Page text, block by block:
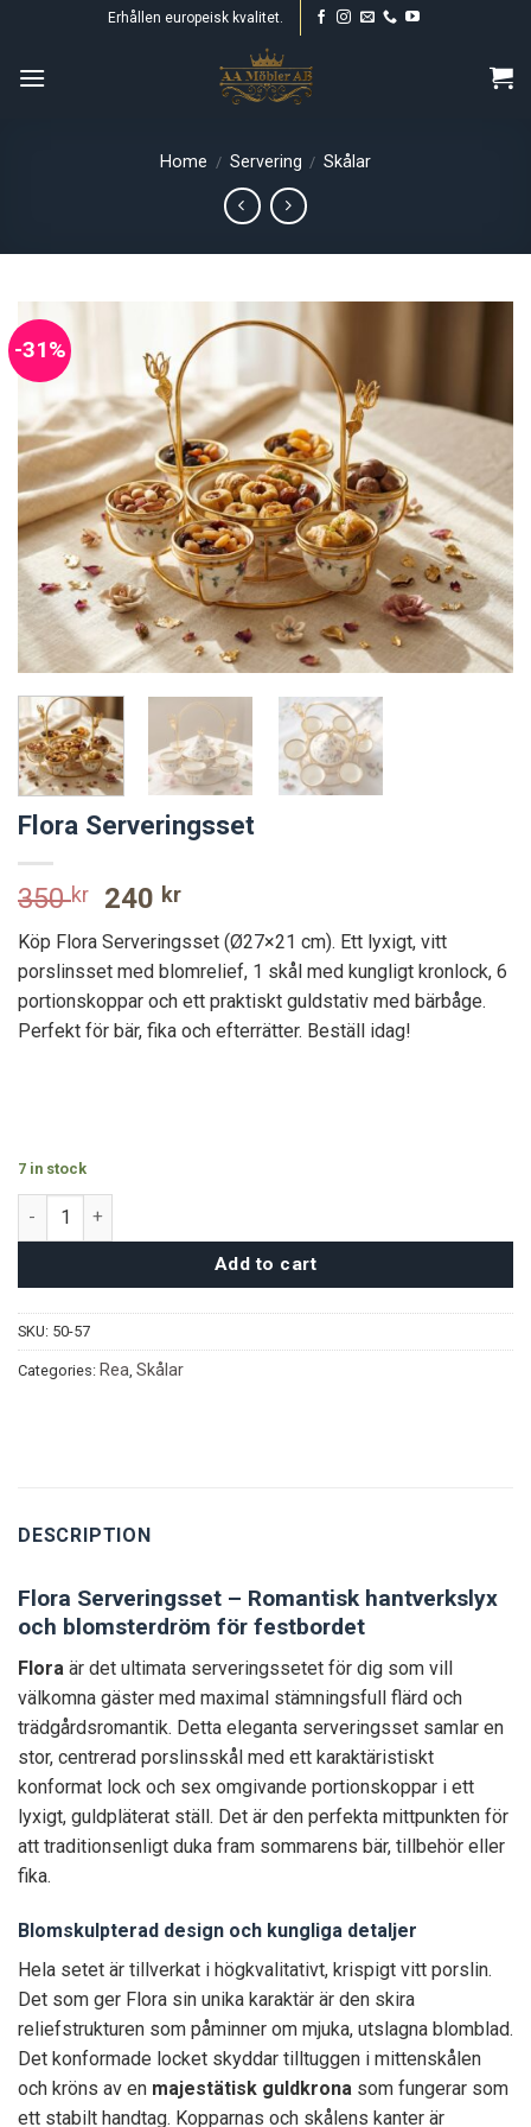
content
Erhållen europeisk kvalitet.
Home / Servering / Skålar
-31%
Flora Serveringsset
350kr
Original
price
was:
350 kr.
240 krCurrent
price
is:
240 kr.
Köp Flora Serveringsset (Ø27×21 cm). Ett lyxigt, vitt
porslinsset med blomrelief, 1 skål med kungligt kronlock, 6
portionskoppar och ett praktiskt guldstativ med bärbåge.
Perfekt för bär, fika och efterrätter. Beställ idag!
7 in stock
Flora Serveringsset quantity
Add to cart
SKU: 50-57
Categories: Rea Skålar
DESCRIPTION
Flora Serveringsset – Romantisk hantverkslyx
och blomsterdröm för festbordet
Flora är det ultimata serveringssetet för dig som vill
välkomna gäster med maximal stämningsfull flärd och
trädgårdsromantik. Detta eleganta serveringsset samlar en
stor, centrerad porslinsskål med ett karaktäristiskt
konformat lock och sex omgivande portionskoppar i ett
lyxigt, guldpläterat ställ. Det är den perfekta mittpunkten för
att traditionsenligt duka fram sommarens bär, tillbehör eller
fika.
Blomskulpterad design och kungliga detaljer
Hela setet är tillverkat i högkvalitativt, krispigt vitt porslin.
Det som ger Flora sin unika karaktär är den skira
reliefstrukturen som påminner om mjuka, utslagna blomblad.
Det konformade locket skyddar tilltuggen i mittenskålen
och kröns av en majestätisk guldkrona som fungerar som
ett stabilt handtag. Kopparnas och skålens kanter är